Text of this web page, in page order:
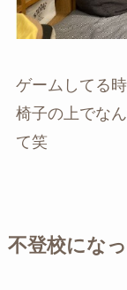
ゲームしてる
椅子の上でな
て笑
不登校にな